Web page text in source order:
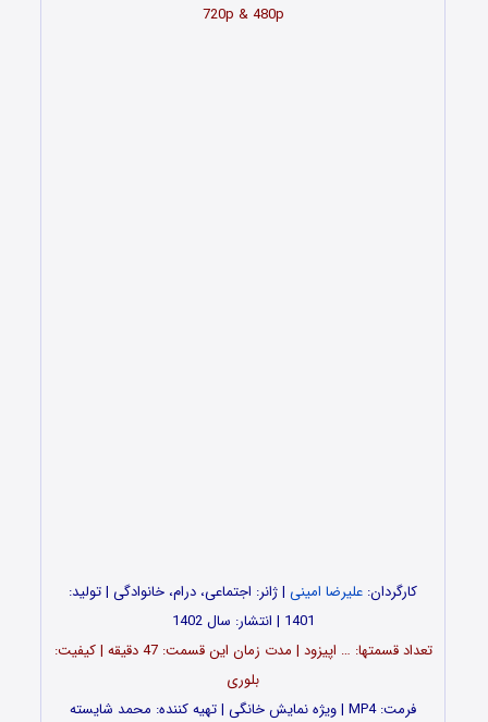
720p & 480p
کارگردان: علیرضا امینی | ژانر: اجتماعی، درام، خانوادگی | تولید:
1401 | انتشار: سال 1402
تعداد قسمت‎ها: … اپیزود | مدت زمان این قسمت: 47 دقیقه | کیفیت:
بلوری
فرمت: MP4 | ویژه نمایش خانگی | تهیه کننده: محمد شایسته